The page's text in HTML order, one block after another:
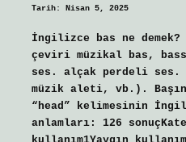
Tarih: Nisan 5, 2025
İngilizce bas ne
çeviri müzikal bas,
ses. alçak perdeli ses.
müzik aleti, vb.).
“head” kelimesinin
anlamları: 126